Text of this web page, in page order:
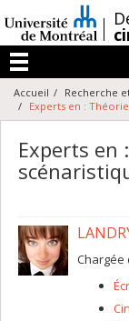
au
contenu
/
Menu
Accueil Recherche
Experts en :
Experts en
Chargée